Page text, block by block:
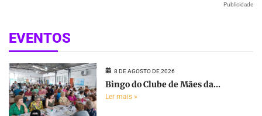
Publicidade
EVENTOS
8 DE AGOSTO DE 2026
Bingo do Clube de Mães da...
Ler mais »